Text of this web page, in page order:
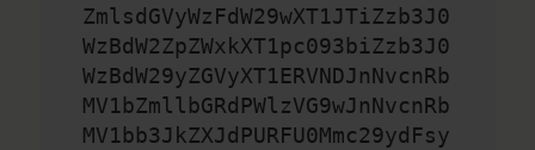
ZmlsdGVyWzFdW29wXT1JTiZzb3J0
WzBdW2ZpZWxkXT1pc093biZzb3J0
WzBdW29yZGVyXT1ERVNDJnNvcnRb
MV1bZmllbGRdPWlzVG9wJnNvcnRb
MV1bb3JkZXJdPURFU0Mmc29ydFsy